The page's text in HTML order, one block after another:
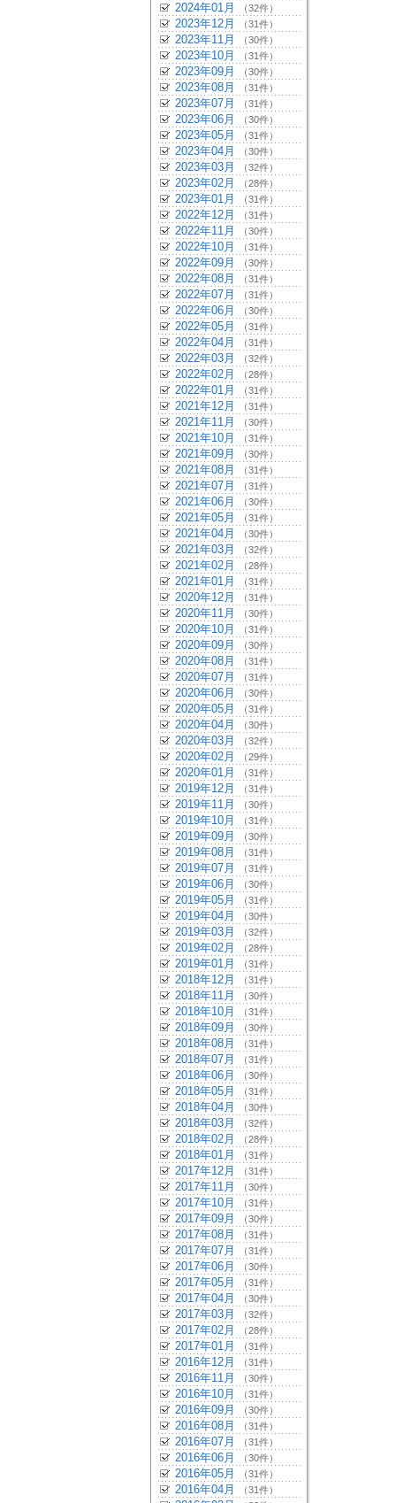
2024年01月 （32件）
2023年12月 （31件）
2023年11月 （30件）
2023年10月 （31件）
2023年09月 （30件）
2023年08月 （31件）
2023年07月 （31件）
2023年06月 （30件）
2023年05月 （31件）
2023年04月 （30件）
2023年03月 （32件）
2023年02月 （28件）
2023年01月 （31件）
2022年12月 （31件）
2022年11月 （30件）
2022年10月 （31件）
2022年09月 （30件）
2022年08月 （31件）
2022年07月 （31件）
2022年06月 （30件）
2022年05月 （31件）
2022年04月 （31件）
2022年03月 （32件）
2022年02月 （28件）
2022年01月 （31件）
2021年12月 （31件）
2021年11月 （30件）
2021年10月 （31件）
2021年09月 （30件）
2021年08月 （31件）
2021年07月 （31件）
2021年06月 （30件）
2021年05月 （31件）
2021年04月 （30件）
2021年03月 （32件）
2021年02月 （28件）
2021年01月 （31件）
2020年12月 （31件）
2020年11月 （30件）
2020年10月 （31件）
2020年09月 （30件）
2020年08月 （31件）
2020年07月 （31件）
2020年06月 （30件）
2020年05月 （31件）
2020年04月 （30件）
2020年03月 （32件）
2020年02月 （29件）
2020年01月 （31件）
2019年12月 （31件）
2019年11月 （30件）
2019年10月 （31件）
2019年09月 （30件）
2019年08月 （31件）
2019年07月 （31件）
2019年06月 （30件）
2019年05月 （31件）
2019年04月 （30件）
2019年03月 （32件）
2019年02月 （28件）
2019年01月 （31件）
2018年12月 （31件）
2018年11月 （30件）
2018年10月 （31件）
2018年09月 （30件）
2018年08月 （31件）
2018年07月 （31件）
2018年06月 （30件）
2018年05月 （31件）
2018年04月 （30件）
2018年03月 （32件）
2018年02月 （28件）
2018年01月 （31件）
2017年12月 （31件）
2017年11月 （30件）
2017年10月 （31件）
2017年09月 （30件）
2017年08月 （31件）
2017年07月 （31件）
2017年06月 （30件）
2017年05月 （31件）
2017年04月 （30件）
2017年03月 （32件）
2017年02月 （28件）
2017年01月 （31件）
2016年12月 （31件）
2016年11月 （30件）
2016年10月 （31件）
2016年09月 （30件）
2016年08月 （31件）
2016年07月 （31件）
2016年06月 （30件）
2016年05月 （31件）
2016年04月 （31件）